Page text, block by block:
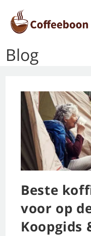
Blog
Beste
voor op
Koopgids